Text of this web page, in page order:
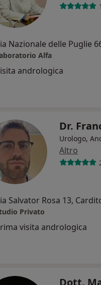
Alfa
andrologica
Dr.
Urologo,
Altro
Salvator Rosa 13,
Privato
visita andrologica
Dott.